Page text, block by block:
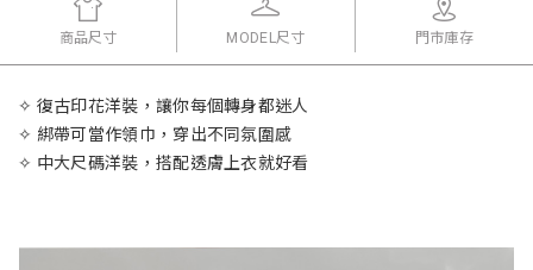
商品尺寸 MODEL尺寸 門市庫存
✧ 復古印花洋裝，讓你每個轉身都迷人
✧ 綁帶可當作領巾，穿出不同氛圍感
✧ 中大尺碼洋裝，搭配透膚上衣就好看